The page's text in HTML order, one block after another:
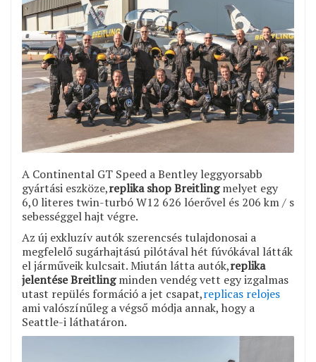
A Continental GT Speed a Bentley leggyorsabb
gyártási eszköze,replika shop Breitlingmelyet egy
6,0 literes twin-turbó W12 626 lóerővel és 206 km / s
sebességgel hajt végre.
Az új exkluzív autók szerencsés tulajdonosai a
megfelelő sugárhajtású pilótával hét fúvókával látták
el járműveik kulcsait. Miután látta autók,replika
jelentése Breitlingminden vendég vett egy izgalmas
utast repülés formáció a jet csapat,replicas relojes
ami valószínűleg a végső módja annak, hogy a
Seattle-i láthatáron.